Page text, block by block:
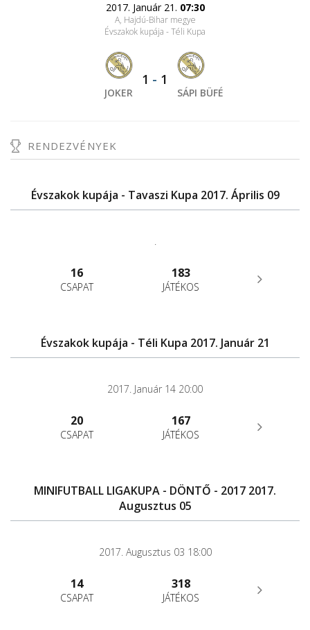
2017. Január 21. 07:30
A, Hajdú-Bihar megye
Évszakok kupája - Téli Kupa
JOKER
1 - 1
SÁPI BÜFÉ
RENDEZVÉNYEK
Évszakok kupája - Tavaszi Kupa 2017. Április 09
.
16
CSAPAT
183
JÁTÉKOS
Évszakok kupája - Téli Kupa 2017. Január 21
2017. Január 14 20:00
20
CSAPAT
167
JÁTÉKOS
MINIFUTBALL LIGAKUPA - DÖNTŐ - 2017 2017.
Augusztus 05
2017. Augusztus 03 18:00
14
CSAPAT
318
JÁTÉKOS